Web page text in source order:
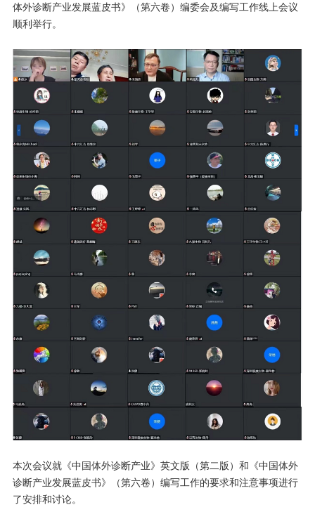
体外诊断产业发展蓝皮书》（第六卷）编委会及编写工作线上会议
顺利举行。
本次会议就《中国体外诊断产业》英文版（第二版）和《中国体外
诊断产业发展蓝皮书》（第六卷）编写工作的要求和注意事项进行
了安排和讨论。